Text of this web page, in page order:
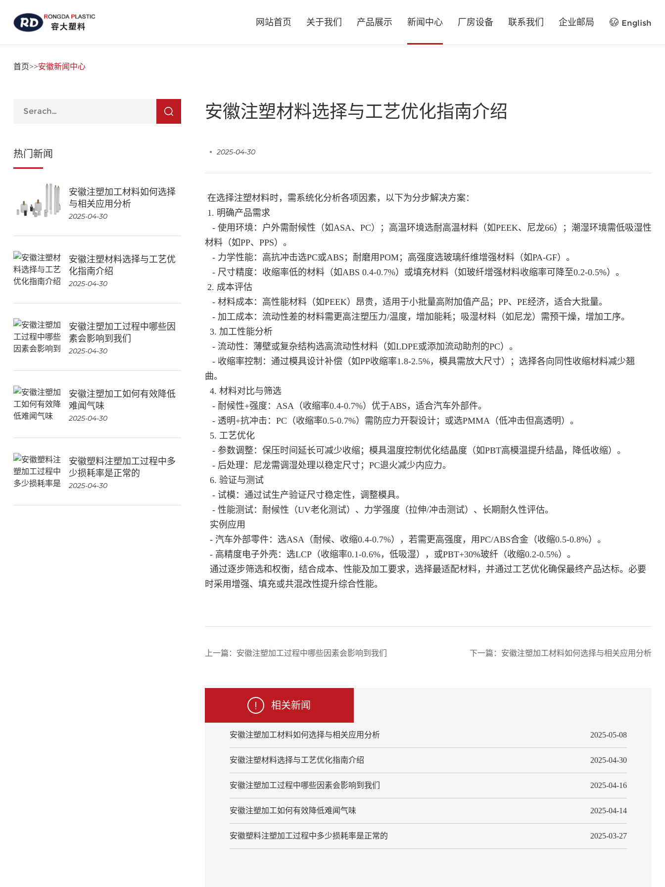
English
网站首页 关于我们 产品展示 新闻中心 厂房设备 联系我们 企业邮局
首页>>安徽新闻中心
热门新闻
安徽注塑加工材料如何选择
与相关应用分析
2025-04-30
安徽注塑材料选择与工艺优
化指南介绍
2025-04-30
安徽注塑加工过程中哪些因
素会影响到我们
2025-04-30
安徽注塑加工如何有效降低
难闻气味
2025-04-30
安徽塑料注塑加工过程中多
少损耗率是正常的
2025-04-30
安徽注塑材料选择与工艺优化指南介绍
2025-04-30
在选择注塑材料时，需系统化分析各项因素，以下为分步解决方案：
1. 明确产品需求
- 使用环境：户外需耐候性（如ASA、PC）；高温环境选耐高温材料（如PEEK、尼龙66）；潮湿环境需低吸湿性
材料（如PP、PPS）。
- 力学性能：高抗冲击选PC或ABS；耐磨用POM；高强度选玻璃纤维增强材料（如PA-GF）。
- 尺寸精度：收缩率低的材料（如ABS 0.4-0.7%）或填充材料（如玻纤增强材料收缩率可降至0.2-0.5%）。
2. 成本评估
- 材料成本：高性能材料（如PEEK）昂贵，适用于小批量高附加值产品；PP、PE经济，适合大批量。
- 加工成本：流动性差的材料需更高注塑压力/温度，增加能耗；吸湿材料（如尼龙）需预干燥，增加工序。
3. 加工性能分析
- 流动性：薄壁或复杂结构选高流动性材料（如LDPE或添加流动助剂的PC）。
- 收缩率控制：通过模具设计补偿（如PP收缩率1.8-2.5%，模具需放大尺寸）；选择各向同性收缩材料减少翘
曲。
4. 材料对比与筛选
- 耐候性+强度：ASA（收缩率0.4-0.7%）优于ABS，适合汽车外部件。
- 透明+抗冲击：PC（收缩率0.5-0.7%）需防应力开裂设计；或选PMMA（低冲击但高透明）。
5. 工艺优化
- 参数调整：保压时间延长可减少收缩；模具温度控制优化结晶度（如PBT高模温提升结晶，降低收缩）。
- 后处理：尼龙需调湿处理以稳定尺寸；PC退火减少内应力。
6. 验证与测试
- 试模：通过试生产验证尺寸稳定性，调整模具。
- 性能测试：耐候性（UV老化测试）、力学强度（拉伸/冲击测试）、长期耐久性评估。
实例应用
- 汽车外部零件：选ASA（耐候、收缩0.4-0.7%），若需更高强度，用PC/ABS合金（收缩0.5-0.8%）。
- 高精度电子外壳：选LCP（收缩率0.1-0.6%，低吸湿），或PBT+30%玻纤（收缩0.2-0.5%）。
通过逐步筛选和权衡，结合成本、性能及加工要求，选择最适配材料，并通过工艺优化确保最终产品达标。必要
时采用增强、填充或共混改性提升综合性能。
上一篇： 安徽注塑加工过程中哪些因素会影响到我们 下一篇： 安徽注塑加工材料如何选择与相关应用分析
相关新闻
安徽注塑加工材料如何选择与相关应用分析 2025-05-08
安徽注塑材料选择与工艺优化指南介绍 2025-04-30
安徽注塑加工过程中哪些因素会影响到我们 2025-04-16
安徽注塑加工如何有效降低难闻气味 2025-04-14
安徽塑料注塑加工过程中多少损耗率是正常的 2025-03-27